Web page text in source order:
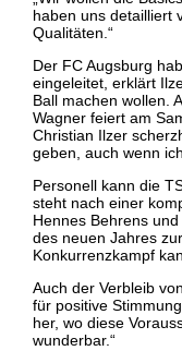
haben uns detailliert
Qualitäten.“
Der FC Augsburg
eingeleitet, erklärt
Ball machen wollen.
Wagner feiert am
Christian Ilzer
geben, auch wenn
Personell kann die
steht nach einer
Hennes Behrens
des neuen Jahres
Konkurrenzkampf
Auch der Verbleib
für positive
her, wo diese
wunderbar.“